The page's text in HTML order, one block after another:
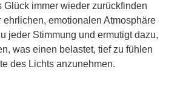
Glück immer wieder zurückfinden
ehrlichen, emotionalen Atmosphäre
jeder Stimmung und ermutigt dazu,
was einen belastet, tief zu fühlen
des Lichts anzunehmen.